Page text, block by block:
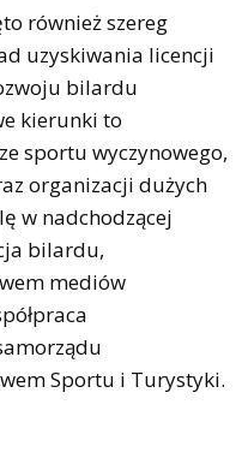
również szereg
uzyskiwania licencji
bilardu
kierunki to
sportu wyczynowego,
organizacji dużych
w nadchodzącej
bilardu,
mediów
Sportu i Turystyki.